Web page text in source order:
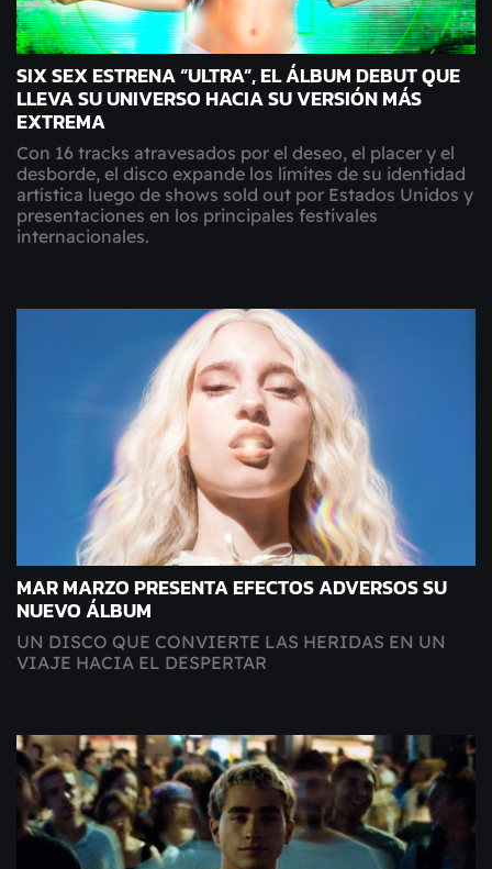
SIX SEX ESTRENA “ULTRA”, EL ÁLBUM DEBUT QUE
LLEVA SU UNIVERSO HACIA SU VERSIÓN MÁS
EXTREMA
Con 16 tracks atravesados por el deseo, el placer y el
desborde, el disco expande los límites de su identidad
artística luego de shows sold out por Estados Unidos y
presentaciones en los principales festivales
internacionales.
MAR MARZO PRESENTA EFECTOS ADVERSOS SU
NUEVO ÁLBUM
UN DISCO QUE CONVIERTE LAS HERIDAS EN UN
VIAJE HACIA EL DESPERTAR